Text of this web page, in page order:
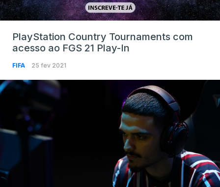
PlayStation Country Tournaments com
acesso ao FGS 21 Play-In
FIFA 25 fev 2021